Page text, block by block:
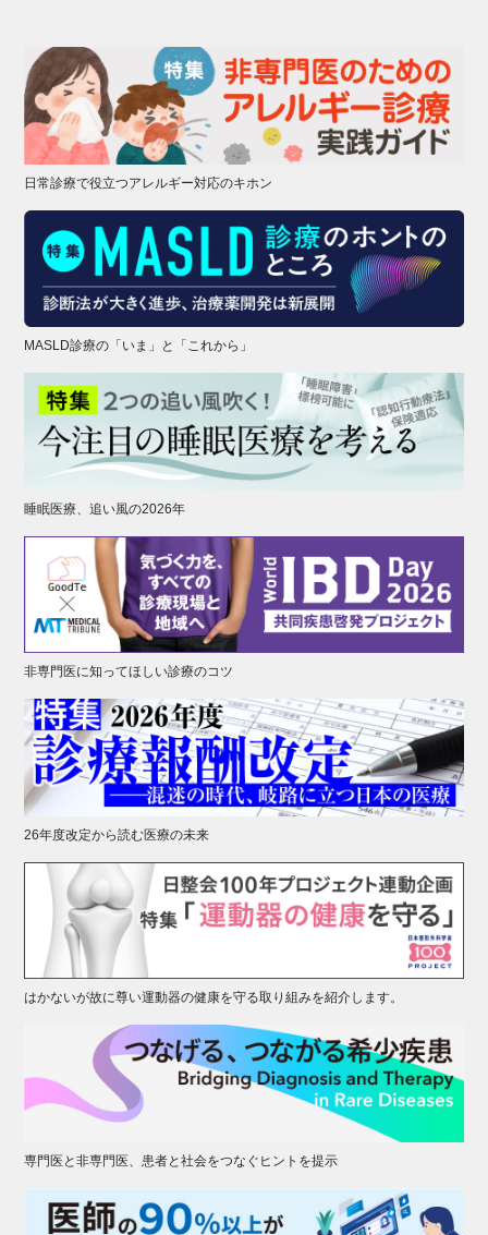
日常診療で役立つアレルギー対応のキホン
MASLD診療の「いま」と「これから」
睡眠医療、追い風の2026年
非専門医に知ってほしい診療のコツ
26年度改定から読む医療の未来
はかないが故に尊い運動器の健康を守る取り組みを紹介します。
専門医と非専門医、患者と社会をつなぐヒントを提示